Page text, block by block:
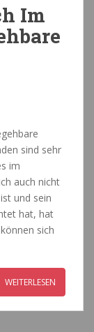
Im
sind sehr
im
auch nicht
und sein
hat, hat
sich
WEITERLESEN